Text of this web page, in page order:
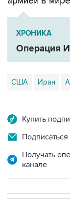
ХРОНИКА
Операция
США Иран
Купить
Получать
канале